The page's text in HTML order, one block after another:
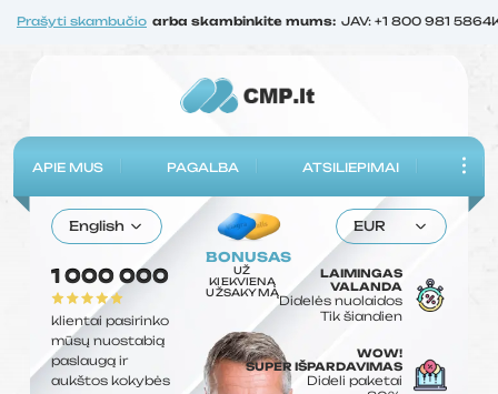
Prašyti skambučio arba skambinkite mums: JAV: +1 800 981 5864
APIE MUS PAGALBA ATSILIEPIMAI
BONUSAS
UŽ
KIEKVIENĄ
UŽSAKYMĄ
English EUR
1 000 000
klientai pasirinko
mūsų nuostabią
paslaugą ir
aukštos kokybės
LAIMINGAS
VALANDA
Didelės nuolaidos
Tik šiandien
WOW!
SUPER IŠPARDAVIMAS
Dideli paketai